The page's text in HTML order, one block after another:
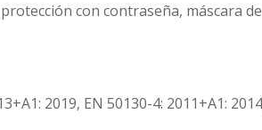
con contraseña, máscara
2019, EN 50130-4: 2011+A1: